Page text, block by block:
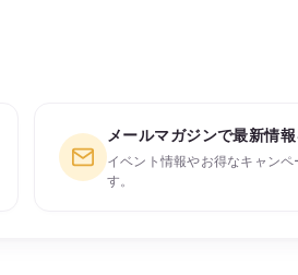
メールマガジンで最新情
イベント情報やお得なキャンペ
す。